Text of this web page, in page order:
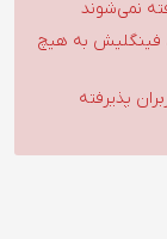
نمی‌شوند
فینگلیش به هیچ
پذیرفته